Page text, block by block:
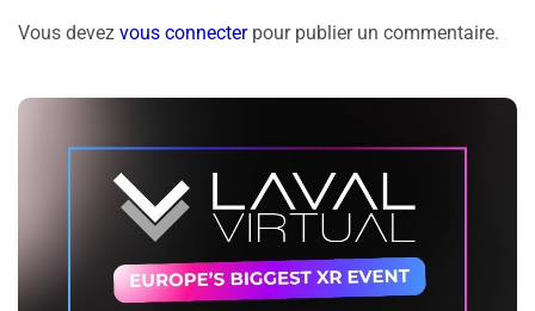
Vous devez vous connecterpour publier un commentaire.